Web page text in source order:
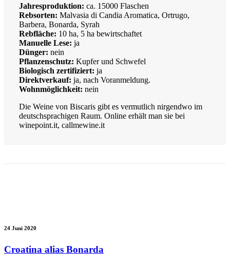
Jahresproduktion: ca. 15000 Flaschen
Rebsorten: Malvasia di Candia Aromatica, Ortrugo,
Barbera, Bonarda, Syrah
Rebfläche: 10 ha, 5 ha bewirtschaftet
Manuelle Lese: ja
Dünger: nein
Pflanzenschutz: Kupfer und Schwefel
Biologisch zertifiziert: ja
Direktverkauf: ja, nach Voranmeldung.
Wohnmöglichkeit: nein
Die Weine von Biscaris gibt es vermutlich nirgendwo im
deutschsprachigen Raum. Online erhält man sie bei
winepoint.it, callmewine.it
24 Juni 2020
Croatina alias Bonarda